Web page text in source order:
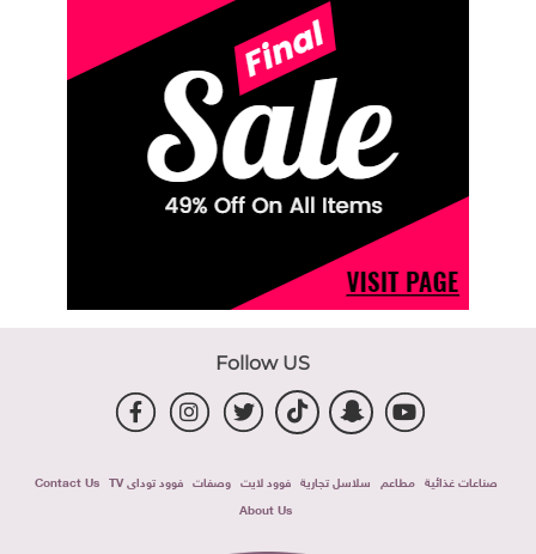
Follow US
صناعات غذائية مطاعم سلاسل تجارية فوود لايت وصفات فوود توداى TV
Contact Us
About Us